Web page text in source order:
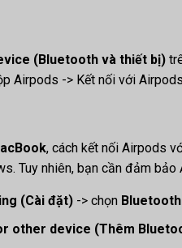
(Bluetooth và thiết bị)
Airpods -> Kết nối với
, cách kết nối Airpods
Tuy nhiên, bạn cần đảm
(Cài đặt) -> chọn
other device (Thêm